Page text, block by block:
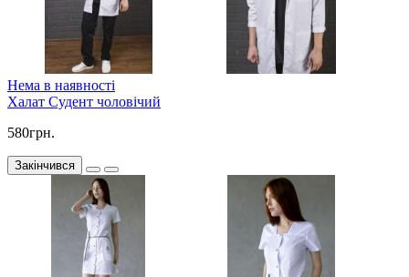
Нема в наявності
Халат Судент чоловічий
580грн.
Закінчився